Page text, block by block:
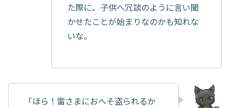
た際に、子供へ冗談のように言い聞
かせたことが始まりなのかも知れな
いな。
「ほら！雷さまにおへそ盗られるか